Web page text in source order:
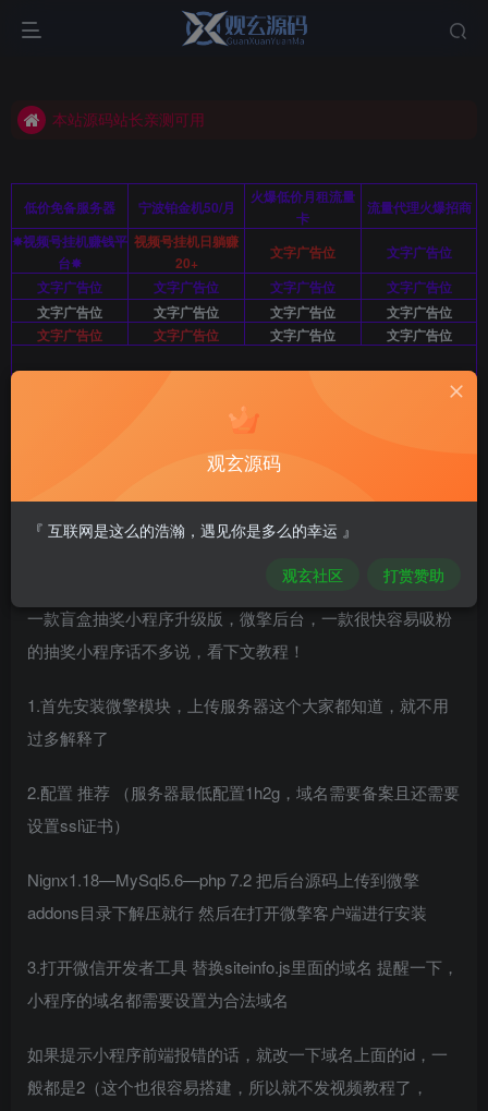
如有不可使用资源请联系站长删除
本站源码站长亲测可用
本站源码站长亲测可用
低价免备服务器 宁波铂金机50/月
火爆低价月租流量
卡
流量代理火爆招商
✸视频号挂机赚钱平
台✸
视频号挂机日躺赚
20+
文字广告位
文字广告位
文字广告位
文字广告位 文字广告位
文字广告位
文字广告位
文字广告位 文字广告位
文字广告位
文字广告位
文字广告位 文字广告位 文字广告位
比奇堡消防栓
123 8
一款盲盒抽奖小程序升级版，微擎后台，一款很快容易吸粉
的抽奖小程序话不多说，看下文教程！
1.首先安装微擎模块，上传服务器这个大家都知道，就不用
过多解释了
2.配置 推荐 （服务器最低配置1h2g，域名需要备案且还需要
设置ssl证书）
Nignx1.18—MySql5.6—php 7.2 把后台源码上传到微擎
addons目录下解压就行 然后在打开微擎客户端进行安装
3.打开微信开发者工具 替换siteinfo.js里面的域名 提醒一下，
小程序的域名都需要设置为合法域名
如果提示小程序前端报错的话，就改一下域名上面的id，一
般都是2（这个也很容易搭建，所以就不发视频教程了，
观玄源码
『 互联网是这么的浩瀚，遇见你是多么的幸运 』
观玄社区 打赏赞助